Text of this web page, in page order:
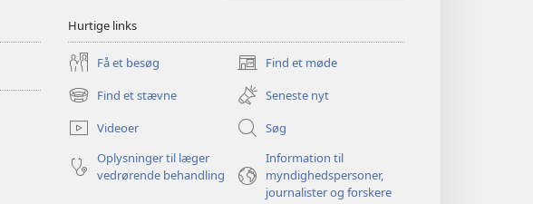
Hurtige links
Få et besøg Find et møde
(åbner
nyt
vindue)
Find et stævne
(åbner
nyt
vindue)
Seneste nyt
Videoer
Søg
Oplysninger til læger
vedrørende behandling
Information til
myndighedspersoner,
journalister og forskere